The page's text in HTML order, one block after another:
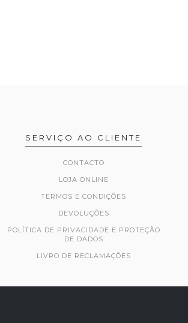
SERVIÇO AO CLIENTE
CONTACTO
LOJA ONLINE
TERMOS E CONDIÇÕES
DEVOLUÇÕES
POLÍTICA DE PRIVACIDADE E PROTEÇÃO
DE DADOS
LIVRO DE RECLAMAÇÕES